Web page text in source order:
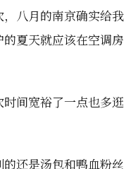
八月的南京确实给我
的夏天就应该在空调房
间宽裕了一点也多逛
还是汤包和鸭血粉丝